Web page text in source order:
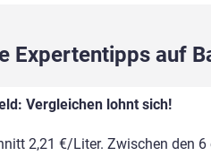
Expertentipps auf
Vergleichen lohnt sich!
2,21 €/Liter. Zwischen den